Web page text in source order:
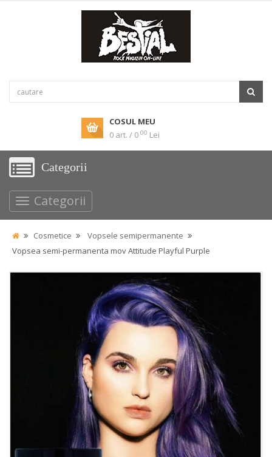
COSUL MEU
0 art. / 0 00 Lei
Categorii
Categorii
Cosmetice
Vopsele semipermanente
Vopsea semi-permanenta mov Attitude Playful Purple